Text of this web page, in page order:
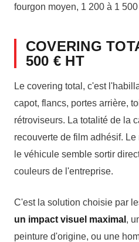
fourgon moyen, 1 200 à 1
COVERING
500 € HT
Le covering total, c'est
capot, flancs, portes arrière,
rétroviseurs. La totalité de la
recouverte de film adhésif.
le véhicule semble sortir
couleurs de l'entreprise.
C'est la solution choisie par
un impact visuel maximal,
peinture d'origine, ou une